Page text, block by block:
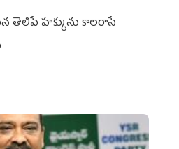
తెలిపే హక్కును కాలరాసే